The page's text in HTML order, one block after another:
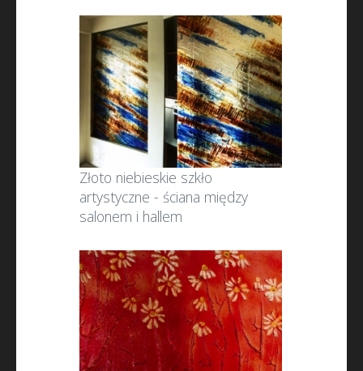
Złoto niebieskie szkło
artystyczne - ściana między
salonem i hallem